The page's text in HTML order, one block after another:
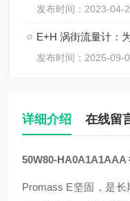
发布时间：2023-04-
E+H 涡街流量计：
发布时间：2025-09-
详细介绍 在线留
50W80-HA0A1A1AAA
Promass E坚固，是